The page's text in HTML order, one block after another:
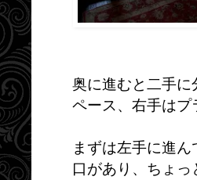
奥に進むと二手
ペース、右手はプ
まずは左手に進
口があり、ちょ